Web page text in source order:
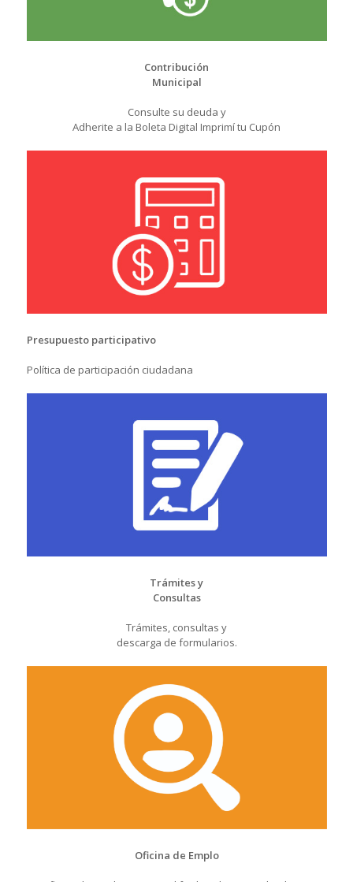
Contribución
Municipal
Consulte su deuda y
Adherite a la Boleta Digital Imprimí tu Cupón
Presupuesto participativo
Política de participación ciudadana
Trámites y
Consultas
Trámites, consultas y
descarga de formularios.
Oficina de Emplo